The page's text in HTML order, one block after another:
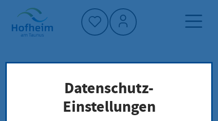
Startseite"
Neuigkeiten und Ausschreibungen
Datenschutz-
Einstellungen